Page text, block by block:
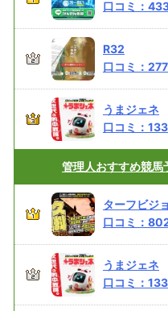
口コミ：
R32
口コミ： 277
うまジェネ
口コミ： 133
管理人おすすめ競馬
ターフビジ
口コミ：
うまジェネ
口コミ： 133